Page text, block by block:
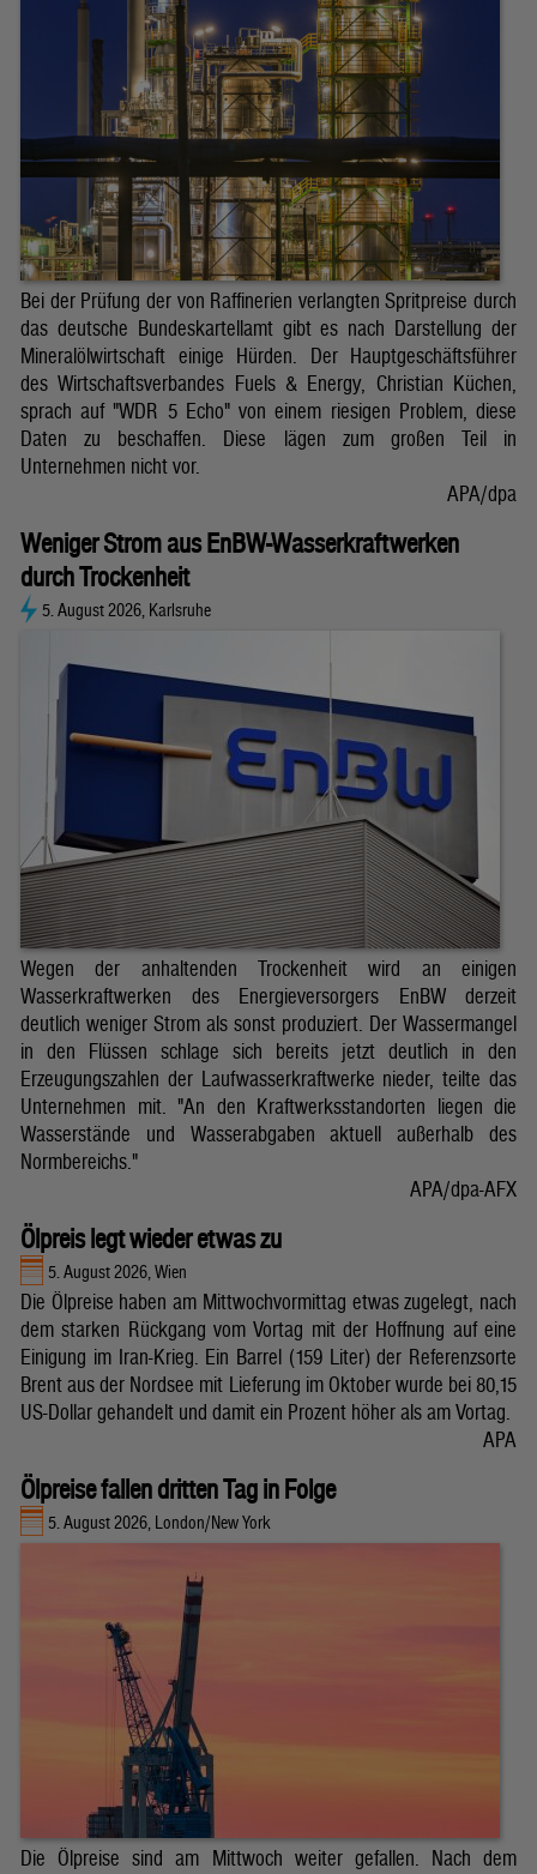
Bei der Prüfung der von Raffinerien verlangten Spritpreise durch
das deutsche Bundeskartellamt gibt es nach Darstellung der
Mineralölwirtschaft einige Hürden. Der Hauptgeschäftsführer
des Wirtschaftsverbandes Fuels & Energy, Christian Küchen,
sprach auf "WDR 5 Echo" von einem riesigen Problem, diese
Daten zu beschaffen. Diese lägen zum großen Teil in
Unternehmen nicht vor.
APA/dpa
Weniger Strom aus EnBW-Wasserkraftwerken
durch Trockenheit
5. August 2026, Karlsruhe
Wegen der anhaltenden Trockenheit wird an einigen
Wasserkraftwerken des Energieversorgers EnBW derzeit
deutlich weniger Strom als sonst produziert. Der Wassermangel
in den Flüssen schlage sich bereits jetzt deutlich in den
Erzeugungszahlen der Laufwasserkraftwerke nieder, teilte das
Unternehmen mit. "An den Kraftwerksstandorten liegen die
Wasserstände und Wasserabgaben aktuell außerhalb des
Normbereichs."
APA/dpa-AFX
Ölpreis legt wieder etwas zu
5. August 2026, Wien
Die Ölpreise haben am Mittwochvormittag etwas zugelegt, nach
dem starken Rückgang vom Vortag mit der Hoffnung auf eine
Einigung im Iran-Krieg. Ein Barrel (159 Liter) der Referenzsorte
Brent aus der Nordsee mit Lieferung im Oktober wurde bei 80,15
US-Dollar gehandelt und damit ein Prozent höher als am Vortag.
APA
Ölpreise fallen dritten Tag in Folge
5. August 2026, London/New York
Die Ölpreise sind am Mittwoch weiter gefallen. Nach dem